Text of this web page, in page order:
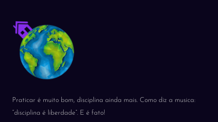
Praticar é muito bom, disciplina ainda mais. Como diz a musica:
“disciplina é liberdade”. E é fato!